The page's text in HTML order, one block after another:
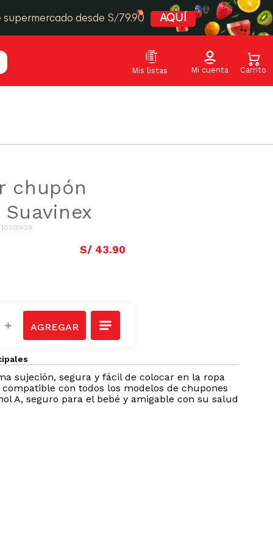
desde S/79.90 AQUÍ
chupón
1050909
S/ 43.90
＋
sujeción, segura y fácil de colocar en la ropa
con todos los modelos de chupones
A, seguro para el bebé y amigable con su salud